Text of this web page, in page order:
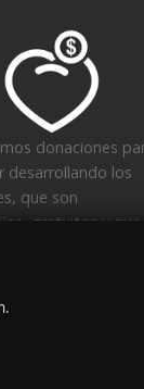
donaciones
desarrollando los
que son
gratuitos y que